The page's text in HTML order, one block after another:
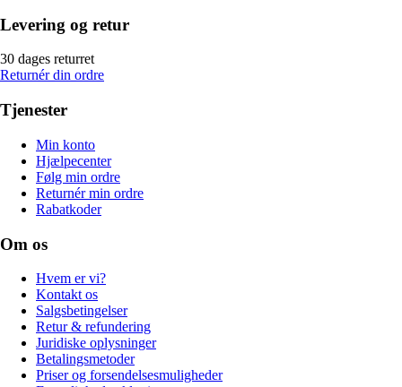
Levering og retur
30 dages returret
Returnér din ordre
Tjenester
Min konto
Hjælpecenter
Følg min ordre
Returnér min ordre
Rabatkoder
Om os
Hvem er vi?
Kontakt os
Salgsbetingelser
Retur & refundering
Juridiske oplysninger
Betalingsmetoder
Priser og forsendelsesmuligheder